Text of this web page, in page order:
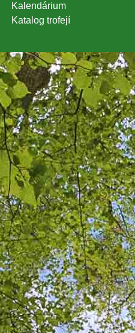
Kalendárium
Katalog trofejí